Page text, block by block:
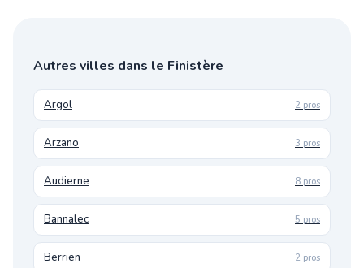
Autres villes dans le Finistère
Argol 2 pros
Arzano 3 pros
Audierne 8 pros
Bannalec 5 pros
Berrien 2 pros